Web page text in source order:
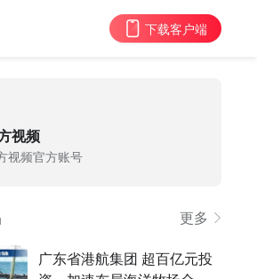
下载客户端
视频
视频官方账号
更多
广东省港航集团 超百亿元投